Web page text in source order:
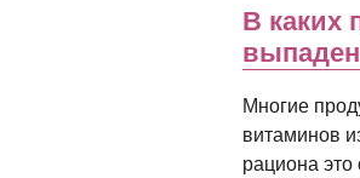
В каких
Многие
витаминов
рациона это